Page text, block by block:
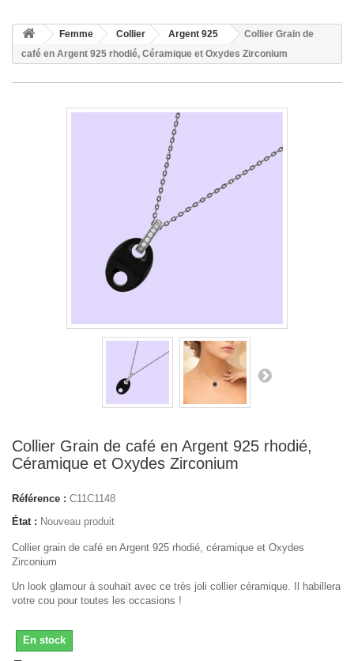
Femme Collier Argent 925
Collier Grain de
café en Argent 925 rhodié, Céramique et Oxydes Zirconium
Collier Grain de café en Argent 925 rhodié,
Céramique et Oxydes Zirconium
Référence : C11C1148
État : Nouveau produit
Collier grain de café en Argent 925 rhodié, céramique et Oxydes
Zirconium
Un look glamour à souhait avec ce très joli collier céramique. Il habillera
votre cou pour toutes les occasions !
En stock